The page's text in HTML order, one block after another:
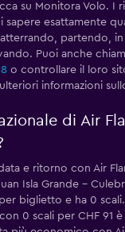
su Monitora Volo. I
sapere esattamente
partendo,
Puoi anche
o controllare il loro
informazioni
di Air
e ritorno con Air
Isla Grande -
biglietto e ha 0 scali.
0 scali per CHF 91